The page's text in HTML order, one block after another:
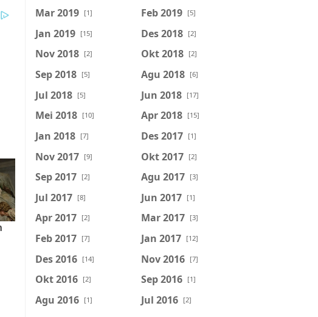
Mar 2019 [1] Feb 2019 [5]
Jan 2019 [15] Des 2018 [2]
Nov 2018 [2] Okt 2018 [2]
Sep 2018 [5] Agu 2018 [6]
Jul 2018 [5] Jun 2018 [17]
Mei 2018 [10] Apr 2018 [15]
Jan 2018 [7] Des 2017 [1]
Nov 2017 [9] Okt 2017 [2]
Sep 2017 [2] Agu 2017 [3]
Jul 2017 [8] Jun 2017 [1]
Apr 2017 [2] Mar 2017 [3]
Feb 2017 [7] Jan 2017 [12]
Des 2016 [14] Nov 2016 [7]
Okt 2016 [2] Sep 2016 [1]
Agu 2016 [1] Jul 2016 [2]